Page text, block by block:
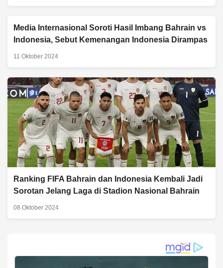
Media Internasional Soroti Hasil Imbang Bahrain vs
Indonesia, Sebut Kemenangan Indonesia Dirampas
11 Oktober 2024
Ranking FIFA Bahrain dan Indonesia Kembali Jadi
Sorotan Jelang Laga di Stadion Nasional Bahrain
08 Oktober 2024